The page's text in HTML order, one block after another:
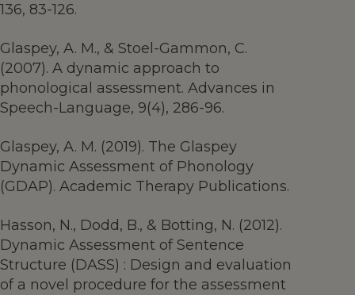
136, 83-126.
Glaspey, A. M., & Stoel-Gammon, C.
(2007). A dynamic approach to
phonological assessment. Advances in
Speech-Language, 9(4), 286-96.
Glaspey, A. M. (2019). The Glaspey
Dynamic Assessment of Phonology
(GDAP). Academic Therapy Publications.
Hasson, N., Dodd, B., & Botting, N. (2012).
Dynamic Assessment of Sentence
Structure (DASS) : Design and evaluation
of a novel procedure for the assessment